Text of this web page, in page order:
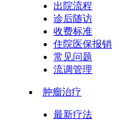
出院流程
诊后随访
收费标准
住院医保报销
常见问题
流调管理
肿瘤治疗
最新疗法